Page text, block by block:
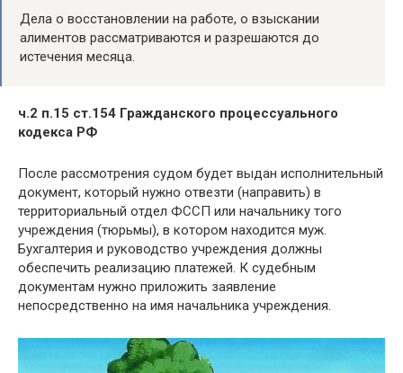
Дела о восстановлении на работе, о взыскании
алиментов рассматриваются и разрешаются до
истечения месяца.
ч.2 п.15 ст.154 Гражданского процессуального
кодекса РФ
После рассмотрения судом будет выдан исполнительный
документ, который нужно отвезти (направить) в
территориальный отдел ФССП или начальнику того
учреждения (тюрьмы), в котором находится муж.
Бухгалтерия и руководство учреждения должны
обеспечить реализацию платежей. К судебным
документам нужно приложить заявление
непосредственно на имя начальника учреждения.